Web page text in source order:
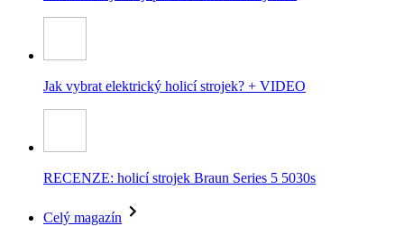
Jak vybrat elektrický holicí strojek? + VIDEO
RECENZE: holicí strojek Braun Series 5 5030s
Celý magazín